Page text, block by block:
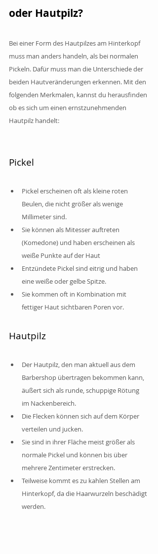
oder Hautpilz?
Bei einer Form des Hautpilzes am Hinterkopf
muss man anders handeln, als bei normalen
Pickeln. Dafür muss man die Unterschiede der
beiden Hautveränderungen erkennen. Mit den
folgenden Merkmalen, kannst du herausfinden
ob es sich um einen ernstzunehmenden
Hautpilz handelt:
Pickel
Pickel erscheinen oft als kleine roten
Beulen, die nicht größer als wenige
Millimeter sind.
Sie können als Mitesser auftreten
(Komedone) und haben erscheinen als
weiße Punkte auf der Haut
Entzündete Pickel sind eitrig und haben
eine weiße oder gelbe Spitze.
Sie kommen oft in Kombination mit
fettiger Haut sichtbaren Poren vor.
Hautpilz
Der Hautpilz, den man aktuell aus dem
Barbershop übertragen bekommen kann,
äußert sich als runde, schuppige Rötung
im Nackenbereich.
Die Flecken können sich auf dem Körper
verteilen und jucken.
Sie sind in ihrer Fläche meist größer als
normale Pickel und können bis über
mehrere Zentimeter erstrecken.
Teilweise kommt es zu kahlen Stellen am
Hinterkopf, da die Haarwurzeln beschädigt
werden.